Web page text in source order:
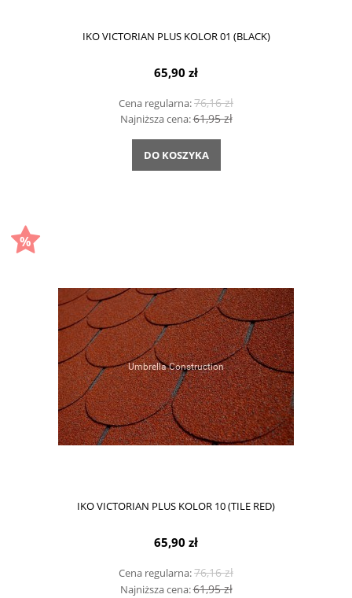
IKO VICTORIAN PLUS KOLOR 01 (BLACK)
65,90 zł
Cena regularna:76,16 zł
Najniższa cena:61,95 zł
DO KOSZYKA
IKO VICTORIAN PLUS KOLOR 10 (TILE RED)
65,90 zł
Cena regularna:76,16 zł
Najniższa cena:61,95 zł